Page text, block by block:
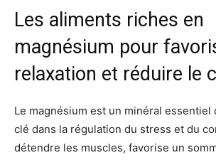
Les aliments riches en
magnésium pour
relaxation et réduire le
Le magnésium est un minéral essentiel
clé dans la régulation du stress et du
détendre les muscles, favorise un